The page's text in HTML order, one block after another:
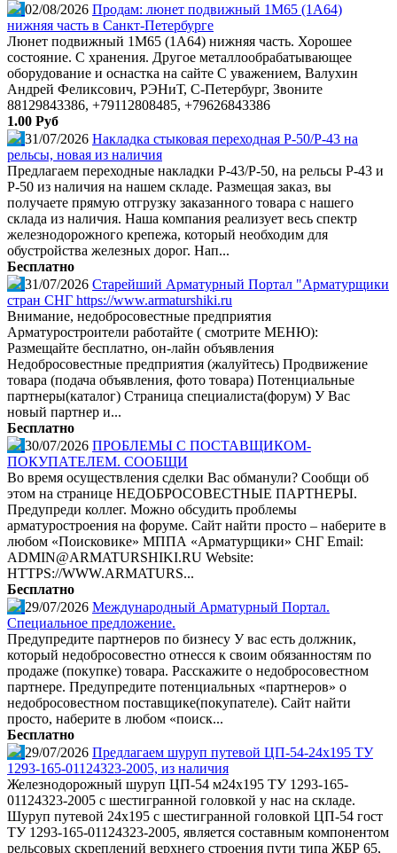
02/08/2026 Продам: люнет подвижный 1М65 (1А64)
нижняя часть в Санкт-Петербурге
Люнет подвижный 1М65 (1А64) нижняя часть. Хорошее
состояние. С хранения. Другое металлообрабатывающее
оборудование и оснастка на сайте С уважением, Валухин
Андрей Феликсович, РЭНиТ, С-Петербург, Звоните
88129843386, +79112808485, +79626843386
1.00 Руб
31/07/2026 Накладка стыковая переходная Р-50/Р-43 на
рельсы, новая из наличия
Предлагаем переходные накладки Р-43/Р-50, на рельсы Р-43 и
Р-50 из наличия на нашем складе. Размещая заказ, вы
получаете прямую отгрузку заказанного товара с нашего
склада из наличия. Наша компания реализует весь спектр
железнодорожного крепежа, который необходим для
обустройства железных дорог. Нап...
Бесплатно
31/07/2026 Старейший Арматурный Портал "Арматурщики
стран СНГ https://www.armaturshiki.ru
Внимание, недобросовестные предприятия
Арматуростроители работайте ( смотрите МЕНЮ):
Размещайте бесплатно, он-лайн объявления
Недобросовестные предприятия (жалуйтесь) Продвижение
товара (подача объявления, фото товара) Потенциальные
партнеры(каталог) Страница специалиста(форум) У Вас
новый партнер и...
Бесплатно
30/07/2026 ПРОБЛЕМЫ С ПОСТАВЩИКОМ-
ПОКУПАТЕЛЕМ. СООБЩИ
Во время осуществления сделки Вас обманули? Сообщи об
этом на странице НЕДОБРОСОВЕСТНЫЕ ПАРТНЕРЫ.
Предупреди коллег. Можно обсудить проблемы
арматуростроения на форуме. Сайт найти просто – наберите в
любом «Поисковике» МППА «Арматурщики» СНГ Email:
ADMIN@ARMATURSHIKI.RU Website:
HTTPS://WWW.ARMATURS...
Бесплатно
29/07/2026 Международный Арматурный Портал.
Специальное предложение.
Предупредите партнеров по бизнесу У вас есть должник,
который недобросовестно отнесся к своим обязанностям по
продаже (покупке) товара. Расскажите о недобросовестном
партнере. Предупредите потенциальных «партнеров» о
недобросовестном поставщике(покупателе). Сайт найти
просто, наберите в любом «поиск...
Бесплатно
29/07/2026 Предлагаем шуруп путевой ЦП-54-24х195 ТУ
1293-165-01124323-2005, из наличия
Железнодорожный шуруп ЦП-54 м24х195 ТУ 1293-165-
01124323-2005 с шестигранной головкой у нас на складе.
Шуруп путевой 24х195 с шестигранной головкой ЦП-54 гост
ТУ 1293-165-01124323-2005, является составным компонентом
рельсовых скреплений верхнего строения пути типа ЖБР 65,